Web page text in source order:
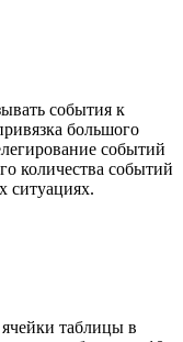
события к
большого
событий
количества событий
ситуациях.
таблицы в